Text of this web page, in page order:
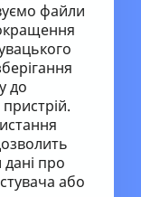
файли
до
про
або